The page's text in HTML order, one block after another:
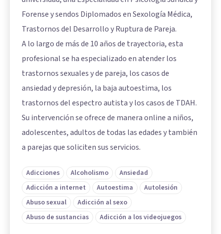
Forense y sendos Diplomados en Sexología Médica,
Trastornos del Desarrollo y Ruptura de Pareja.
A lo largo de más de 10 años de trayectoria, esta
profesional se ha especializado en atender los
trastornos sexuales y de pareja, los casos de
ansiedad y depresión, la baja autoestima, los
trastornos del espectro autista y los casos de TDAH.
Su intervención se ofrece de manera online a niños,
adolescentes, adultos de todas las edades y también
a parejas que soliciten sus servicios.
Adicciones Alcoholismo
Ansiedad
Adicción a internet
Autoestima
Autolesión
Abuso sexual
Adicción al sexo
Abuso de sustancias
Adicción a los videojuegos